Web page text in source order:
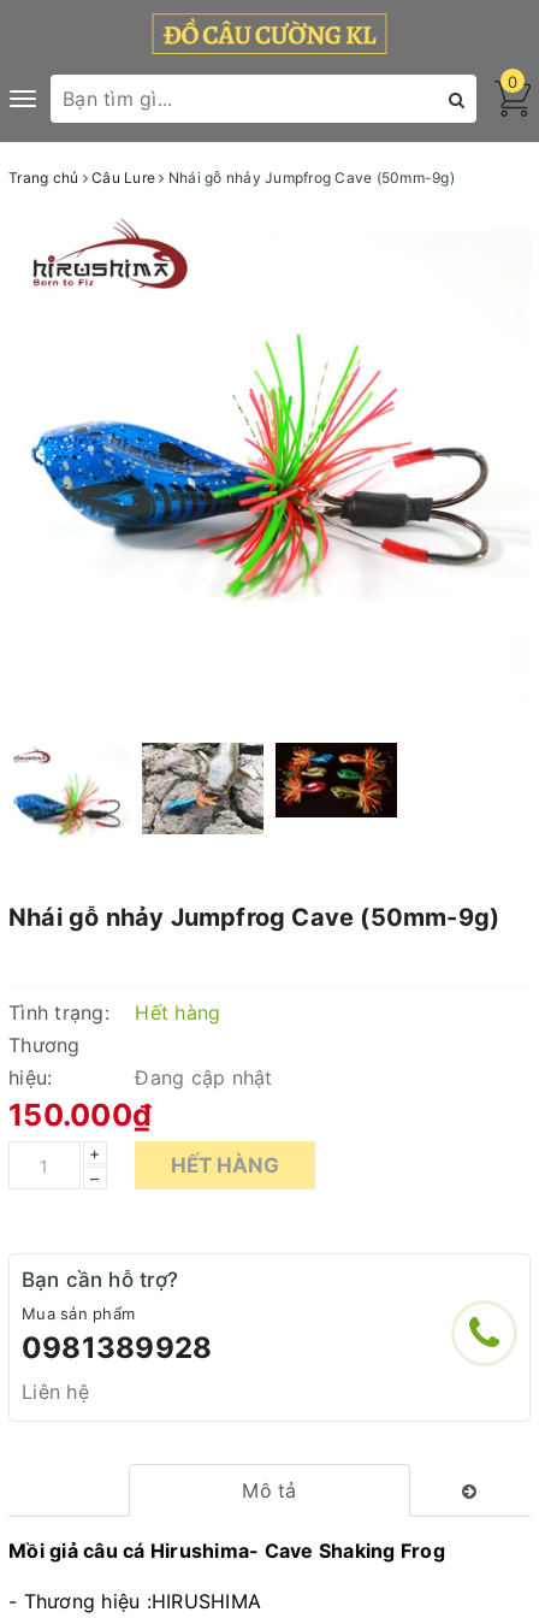
Toggle
navigation
0
Trang chủ Câu Lure Nhái gỗ nhảy Jumpfrog Cave (50mm-9g)
Nhái gỗ nhảy Jumpfrog Cave (50mm-9g)
Tình trạng:
Hết hàng
Thương
hiệu:
Đang cập nhật
150.000₫
+
–
HẾT HÀNG
Bạn cần hỗ trợ?
Mua sản phẩm
0981389928
Liên hệ
Mô tả
Mồi giả câu cá Hirushima- Cave Shaking Frog
- Thương hiệu :HIRUSHIMA